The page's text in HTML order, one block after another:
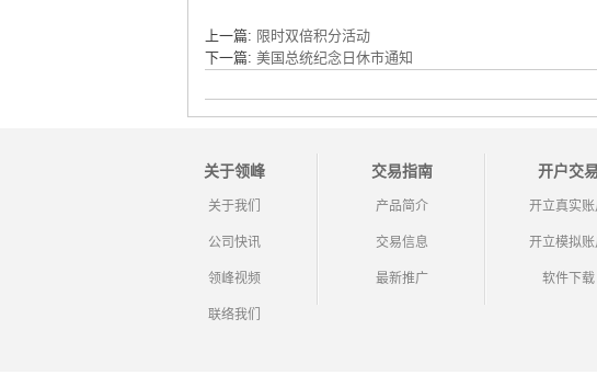
上一篇: 限时双倍积分活动
下一篇: 美国总统纪念日休市通知
关于领峰
关于我们
公司快讯
领峰视频
联络我们
交易指南
产品简介
交易信息
最新推广
开户交易
开立真实账
开立模拟账
软件下载